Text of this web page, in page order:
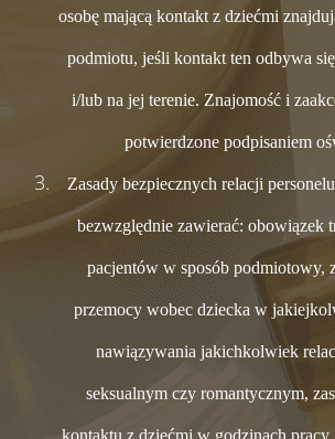
osobę mającą kontakt z dziećmi
podmiotu, jeśli kontakt ten odbywa
i/lub na jej terenie. Znajomość i
potwierdzone podpisaniem
Zasady bezpiecznych relacji
bezwzględnie zawierać: obowiązek
pacjentów w sposób podmiotowy,
przemocy wobec dziecka w
nawiązywania jakichkolwiek
seksualnym czy romantycznym,